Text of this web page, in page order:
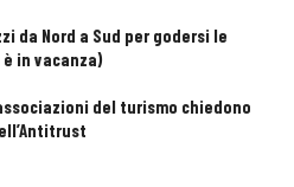
da Nord a Sud per godersi le
in vacanza)
del turismo chiedono